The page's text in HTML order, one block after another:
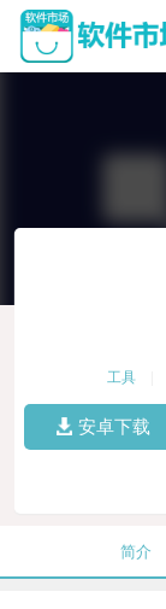
工具
安卓下载
简介